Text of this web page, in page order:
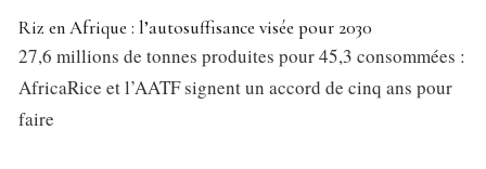
Riz en Afrique : l’autosuffisance visée pour 2030
27,6 millions de tonnes produites pour 45,3 consommées :
AfricaRice et l’AATF signent un accord de cinq ans pour
faire